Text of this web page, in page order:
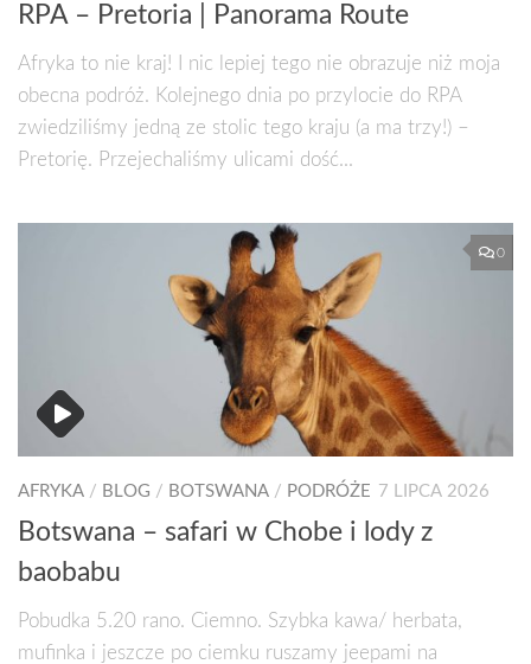
RPA – Pretoria | Panorama Route
Afryka to nie kraj! I nic lepiej tego nie obrazuje niż moja
obecna podróż. Kolejnego dnia po przylocie do RPA
zwiedziliśmy jedną ze stolic tego kraju (a ma trzy!) –
Pretorię. Przejechaliśmy ulicami dość...
0
AFRYKA / BLOG / BOTSWANA / PODRÓŻE 7 LIPCA 2026
Botswana – safari w Chobe i lody z
baobabu
Pobudka 5.20 rano. Ciemno. Szybka kawa/ herbata,
mufinka i jeszcze po ciemku ruszamy jeepami na